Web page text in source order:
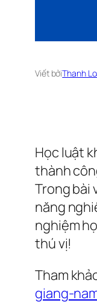
Viết bởiThanh
Học luật
thành
Trong bài
năng
nghiệm
thú vị!
Tham
giang-